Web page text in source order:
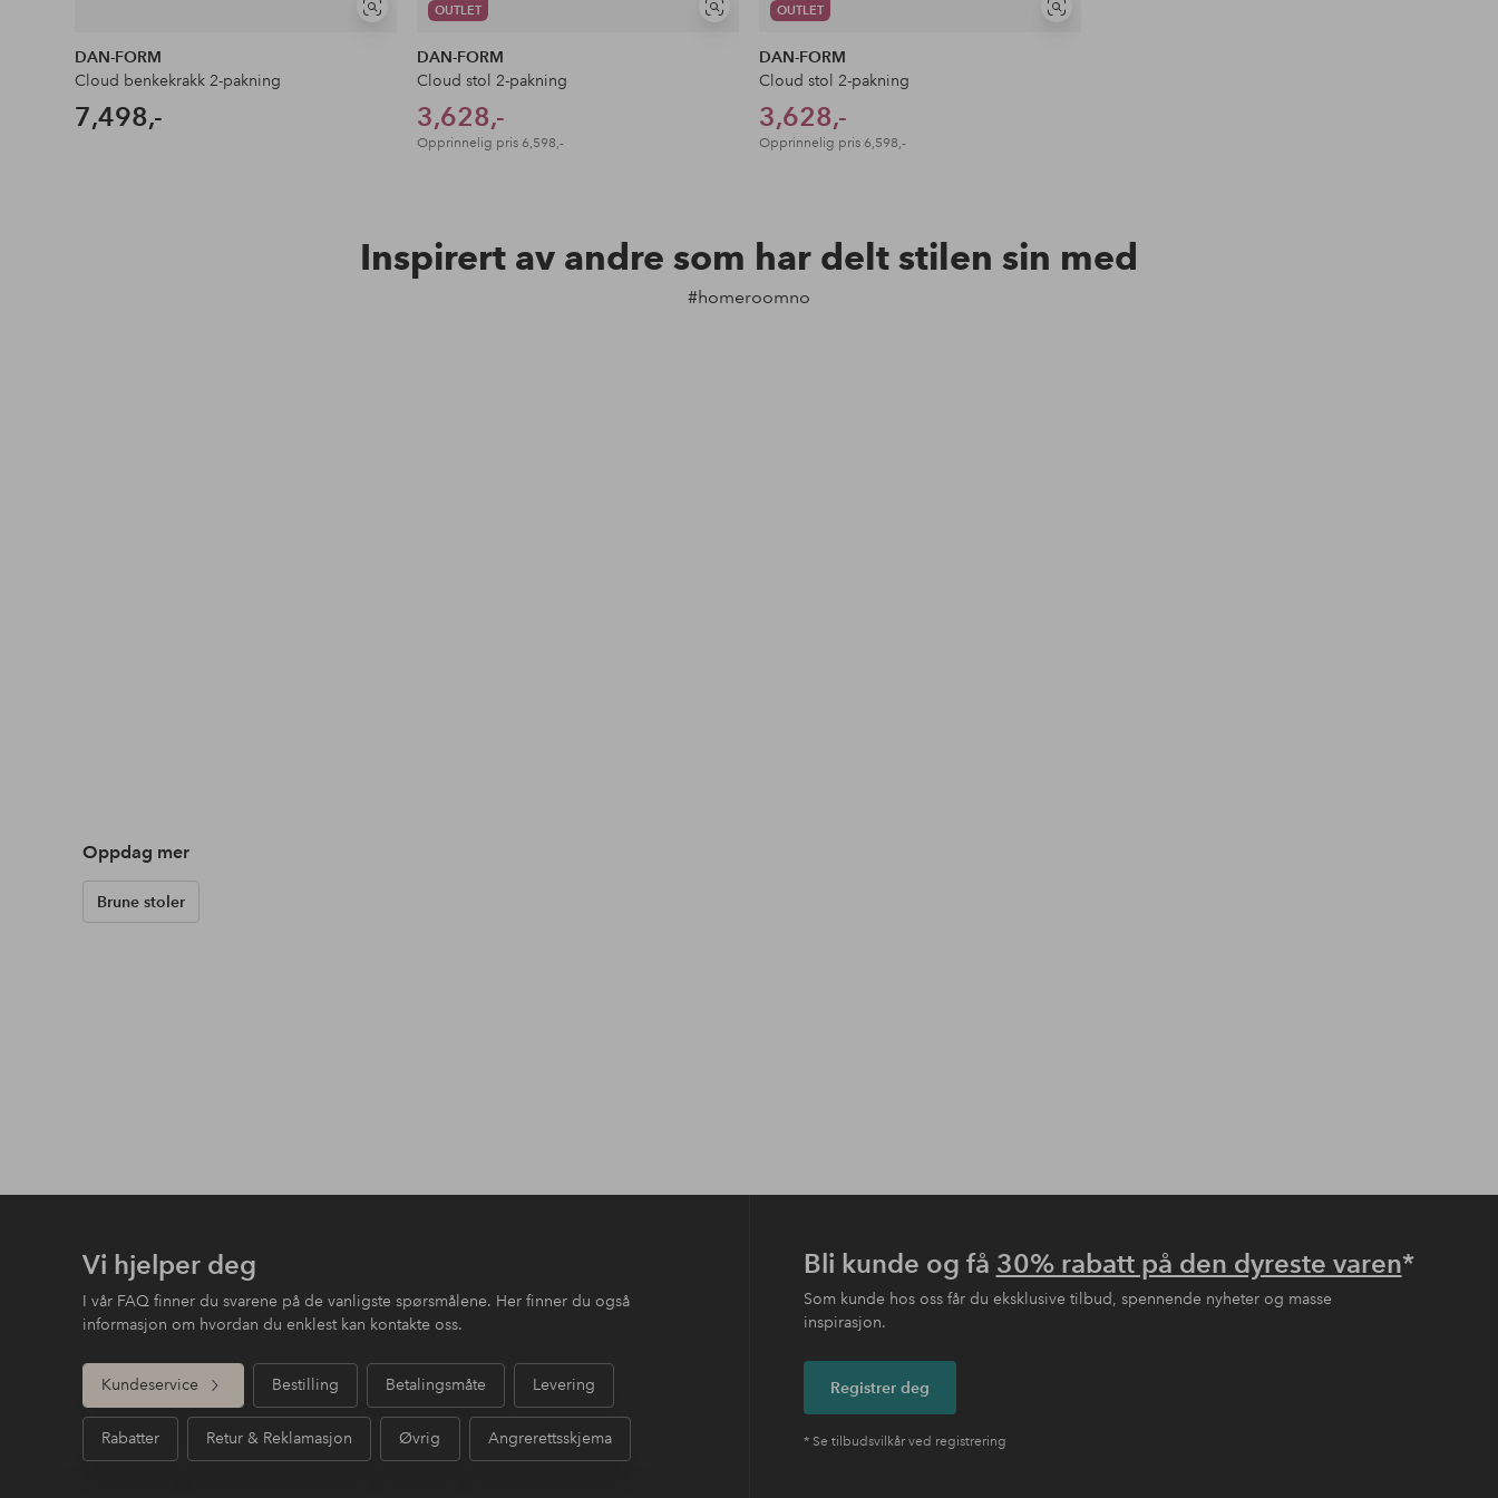
Vis
DAN-FORM
Cloud benkekrakk 2-pakning
7,498,-
OUTLET
Vis
DAN-FORM
Cloud stol 2-pakning
3,628,-
Opprinnelig pris 6,598,-
OUTLET
Vis
DAN-FORM
Cloud stol 2-pakning
3,628,-
Opprinnelig pris 6,598,-
Inspirert av andre som har delt stilen sin med
#homeroomno
Oppdag mer
Brune stoler
Vi hjelper deg
I vår FAQ finner du svarene på de vanligste spørsmålene. Her finner du også
informasjon om hvordan du enklest kan kontakte oss.
Kundeservice Bestilling Betalingsmåte Levering
Rabatter Retur & Reklamasjon Øvrig Angrerettsskjema
Bli kunde og få 30% rabatt på den dyreste varen*
Som kunde hos oss får du eksklusive tilbud, spennende nyheter og masse
inspirasjon.
Registrer deg
* Se tilbudsvilkår ved registrering